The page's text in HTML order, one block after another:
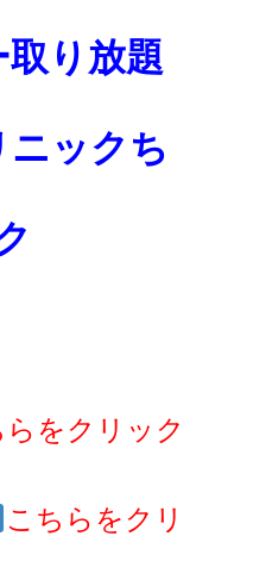
り放題
ニックち
らをクリック
こちらをクリ